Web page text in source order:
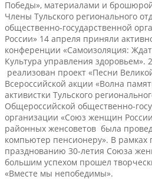
Победы», материалами и
Члены Тульского регионального
общественно-государственной
России» 14 апреля приняли
конференции «Самоизоляция:
Культура управления здоровьем».
реализован проект «Песни
Всероссийской акции «Волна
активистки Тульского
Общероссийской общественно-
организации «Союз женщин
районных женсоветов была
компьютер пенсионеру». В рамках
празднованию 30-летия Союза
большим успехом прошел
«Вместе мы непобедимы».